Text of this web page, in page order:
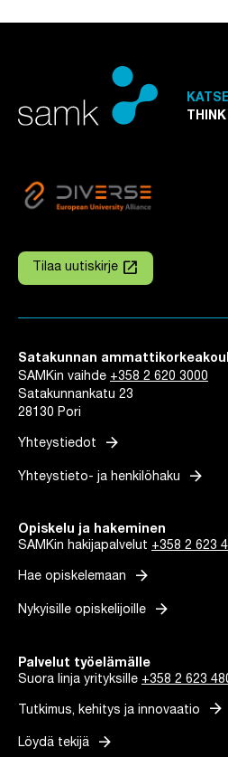
Tilaa uutiskirje
Linkki avautuu uuteen
launch
Satakunnan
SAMKin vaihde +358 2 620 3000
Satakunnankatu 23
28130 Pori
Yhteystiedot arrow_forward
Yhteystieto- ja henkilöhaku arrow_forward
Opiskelu ja hakeminen
SAMKin hakijapalvelut +358 2 623
Hae opiskelemaan arrow_forward
Nykyisille opiskelijoille arrow_forward
Palvelut työelämälle
Suora linja yrityksille +358 2 623
Tutkimus, kehitys ja innovaatio arrow_forward
Löydä tekijä arrow_forward